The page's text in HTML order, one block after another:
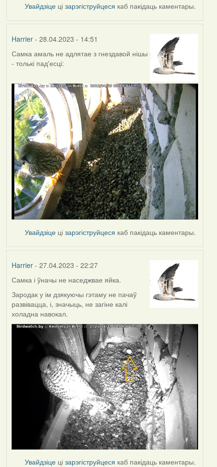
Увайдзіце цізарэгіструйцеся каб пакідаць каментары.
Harrier- 28.04.2023 - 14:51
Самка амаль не адлятае з гнездавой нішы
- толькі пад'есці:
Увайдзіце цізарэгіструйцеся каб пакідаць каментары.
Harrier- 27.04.2023 - 22:27
Самка і ўначы не наседжвае яйка.
Зародак у ім дзякуючы гэтаму не пачаў
развівацца, і, значыць, не загіне калі
холадна навокал.
Увайдзіце цізарэгіструйцеся каб пакідаць каментары.